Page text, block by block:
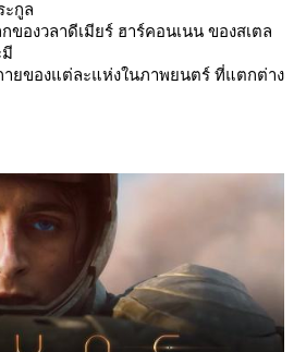
ะกูล
องวลาดีเมียร์ ฮาร์คอนเนน ของสเตล
ยของแต่ละแห่งในภาพยนตร์ ที่แตกต่าง